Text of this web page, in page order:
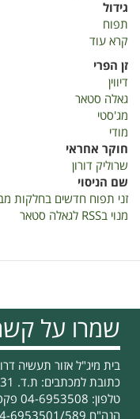
גידול
תפוח
קרא עוד
בחלקות
זן הפרי
דיווין
גאלה סטאר
מג'סטי
מודי
חוקר אחראי
שרוליק דורון
שם הניסוי
זני תפוח חדשים בחלקות מבחן
מנוי בRSS לגאלה סטאר
שמרו על
בית מיג"ל אזור תעשיה
כתובת למכתבים: ת.ד. 831 קרית שמונה 11016
טלפון: 04-6953508 פקס: 04-6944980
הנה"ח 04-6953501/589